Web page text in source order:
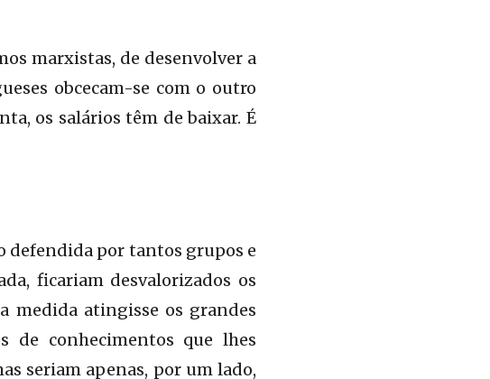
marxistas, de desenvolver a
obcecam-se com o outro
os salários têm de baixar. É
defendida por tantos grupos e
ficariam desvalorizados os
medida atingisse os grandes
de conhecimentos que lhes
seriam apenas, por um lado,